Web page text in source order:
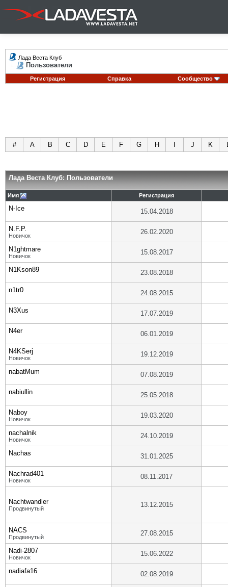
Лада Веста Клуб
Пользователи
Регистрация Справка Сообщество
# A B C D E F G H J K
Лада Веста Клуб: Пользователи
Имя Регистрация
N-Ice 15.04.2018
N.F.P.
Новичок 26.02.2020
N1ghtmare
Новичок 15.08.2017
N1Kson89 23.08.2018
n1tr0 24.08.2015
N3Xus 17.07.2019
N4er 06.01.2019
N4KSerj
Новичок 19.12.2019
nabatMum 07.08.2019
nabiullin 25.05.2018
Naboy
Новичок 19.03.2020
nachalnik
Новичок 24.10.2019
Nachas 31.01.2025
Nachrad401
Новичок 08.11.2017
Nachtwandler
Продвинутый 13.12.2015
NACS
Продвинутый 27.08.2015
Nadi-2807
Новичок 15.06.2022
nadiafa16 02.08.2019